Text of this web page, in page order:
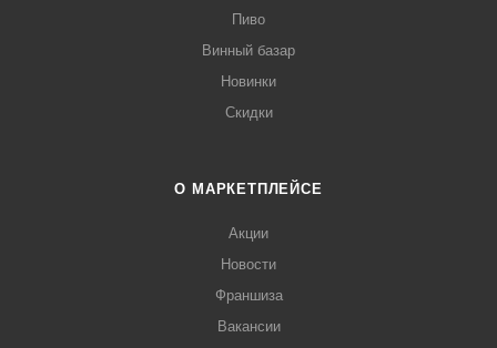
Пиво
Винный базар
Новинки
Скидки
О МАРКЕТПЛЕЙСЕ
Акции
Новости
Франшиза
Вакансии